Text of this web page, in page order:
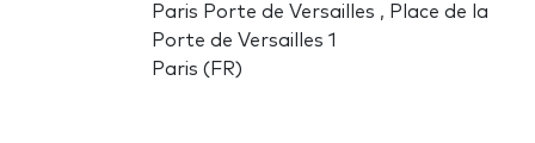
Paris Porte de Versailles , Place de la
Porte de Versailles 1
Paris (FR)